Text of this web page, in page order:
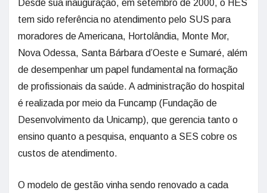
Desde sua inauguração, em setembro de 2000, o HES
tem sido referência no atendimento pelo SUS para
moradores de Americana, Hortolândia, Monte Mor,
Nova Odessa, Santa Bárbara d’Oeste e Sumaré, além
de desempenhar um papel fundamental na formação
de profissionais da saúde. A administração do hospital
é realizada por meio da Funcamp (Fundação de
Desenvolvimento da Unicamp), que gerencia tanto o
ensino quanto a pesquisa, enquanto a SES cobre os
custos de atendimento.
O modelo de gestão vinha sendo renovado a cada